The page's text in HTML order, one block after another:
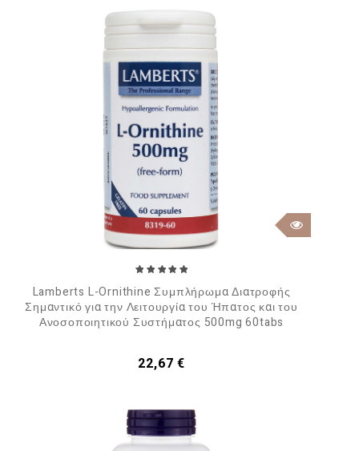
Lamberts L-Ornithine Συμπλήρωμα Διατροφής
Σημαντικό για την Λειτουργία του Ήπατος και του
Ανοσοποιητικού Συστήματος 500mg 60tabs
Τιμή
22,67 €